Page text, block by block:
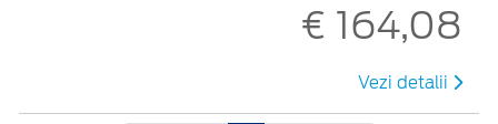
€ 164,08
Vezi detalii